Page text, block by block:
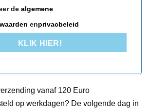
de algemene
enprivacbeleid
KLIK HIER!
vanaf 120 Euro
op werkdagen? De volgende dag in